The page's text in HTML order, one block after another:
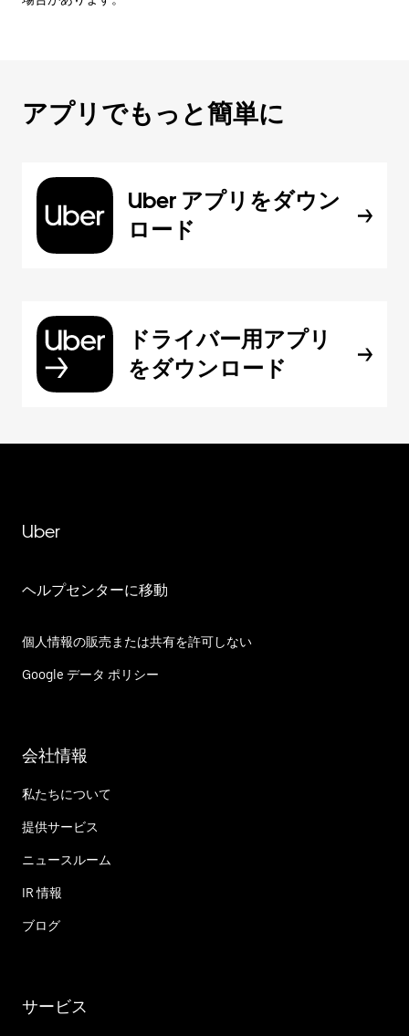
アプリでもっと簡単に
Uber アプリをダウン
ロード
ドライバー用アプリ
をダウンロード
Uber
ヘルプセンターに移動
個人情報の販売または共有を許可しない
Google データ ポリシー
会社情報
私たちについて
提供サービス
ニュースルーム
IR 情報
ブログ
サービス